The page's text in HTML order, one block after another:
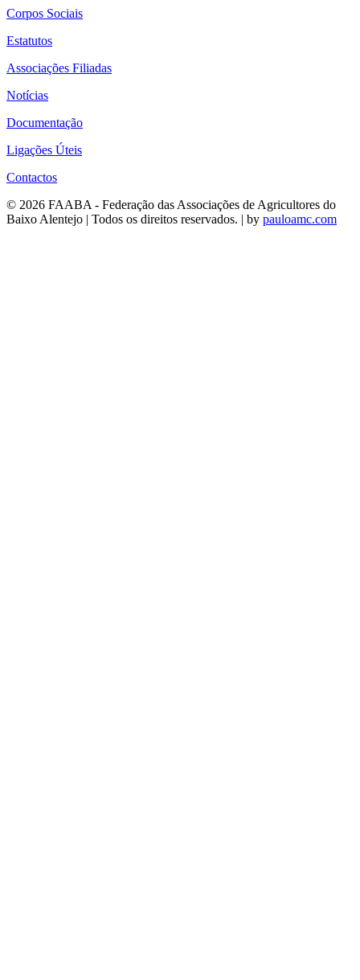
Corpos Sociais
Estatutos
Associações Filiadas
Notícias
Documentação
Ligações Úteis
Contactos
© 2026 FAABA - Federação das Associações de Agricultores do
Baixo Alentejo | Todos os direitos reservados. | by pauloamc.com